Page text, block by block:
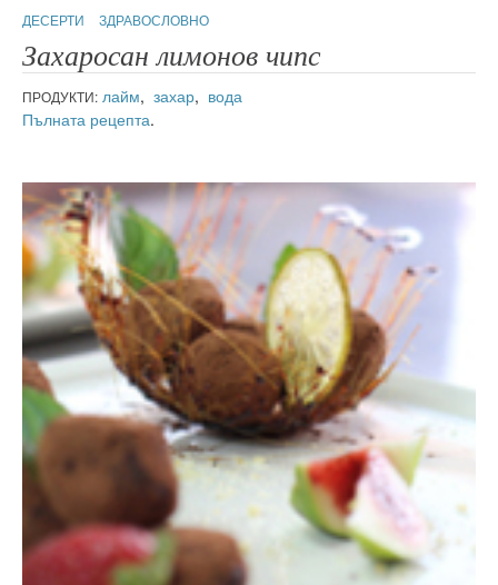
ДЕСЕРТИ
ЗДРАВОСЛОВНО
Захаросан лимонов чипс
ПРОДУКТИ: лайм, захар, вода
Пълната рецепта.